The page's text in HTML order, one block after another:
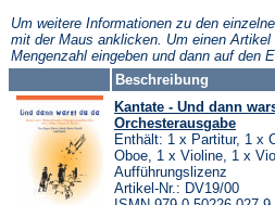
Tab)
Um weitere Informationen zu den
mit der Maus anklicken. Um einen
Mengenzahl eingeben und dann auf den
Beschreibung
Kantate - Und dann
Orchesterausgabe
Enthält: 1 x Partitur, 1 x
Oboe, 1 x Violine, 1 x
Aufführungslizenz
Artikel-Nr.: DV19/00